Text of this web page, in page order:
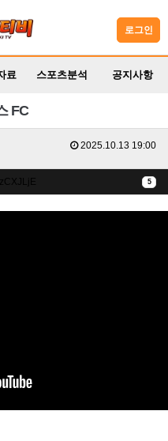
로그인
료 스포츠분석 공지사항
FC
2025.10.13 19:00
5